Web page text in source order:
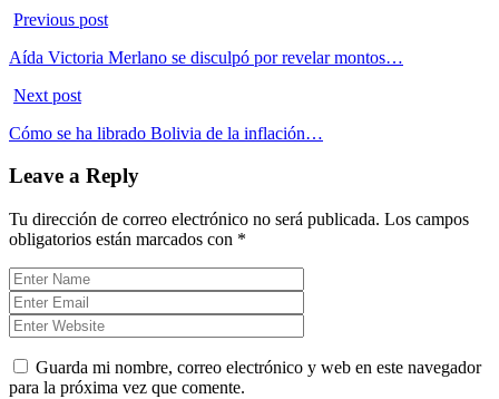
Previous post
Aída Victoria Merlano se disculpó por revelar montos…
Next post
Cómo se ha librado Bolivia de la inflación…
Leave a Reply
Tu dirección de correo electrónico no será publicada. Los campos
obligatorios están marcados con *
Guarda mi nombre, correo electrónico y web en este navegador
para la próxima vez que comente.